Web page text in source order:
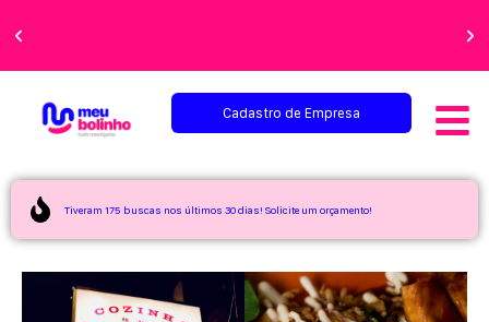
perfeita!
Cadastro de Empresa
Tiveram 175 buscas nos últimos 30 dias! Solicite um orçamento!